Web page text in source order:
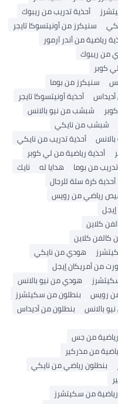
أحذية تدريب من ريبوك
سنيكرز من أونيتسوكا تايجر
رياضية من أندر آرمور
من ريبوك
كوبر
سنيكرز من بوما
أحذية أونيتسوكا تايجر
شبشب من نيو بالانس
شبشب من نايكي
أحذية تدريب من نايكي
أحذية رياضية من لي كوبر
من بوما هدايا له
نايك
أحذية كرة سلة للرجال
رياضي من رويس
كلاين
كالفن كلاين
هودي من نايكي
من أمريكان إيجل
هودي من نيو بالانس
رويس
بنطلون من سكيتشرز
بالانس
بنطلون من أديداس
من جس
من مذركير
بنطلون رياضي من نايكي
من سكيتشرز